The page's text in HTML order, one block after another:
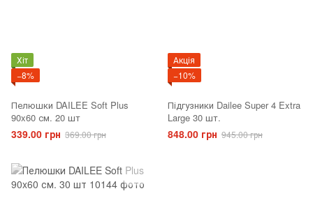
Хіт
−8%
Пелюшки DAILEE Soft Plus
90x60 см. 20 шт
339.00 грн 369.00 грн
Акція
−10%
Підгузники Dailee Super 4 Extra
Large 30 шт.
848.00 грн 945.00 грн